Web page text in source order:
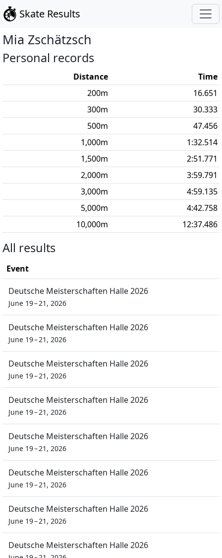
Skate Results
Mia Zschätzsch
Personal records
Distance
Time
200m
16.651
300m
30.333
500m
47.456
1,000m
1:32.514
1,500m
2:51.771
2,000m
3:59.791
3,000m
4:59.135
5,000m
4:42.758
10,000m 12:37.486
All results
Event
Deutsche Meisterschaften Halle 2026
June 19 – 21, 2026
Deutsche Meisterschaften Halle 2026
June 19 – 21, 2026
Deutsche Meisterschaften Halle 2026
June 19 – 21, 2026
Deutsche Meisterschaften Halle 2026
June 19 – 21, 2026
Deutsche Meisterschaften Halle 2026
June 19 – 21, 2026
Deutsche Meisterschaften Halle 2026
June 19 – 21, 2026
Deutsche Meisterschaften Halle 2026
June 19 – 21, 2026
Deutsche Meisterschaften Halle 2026